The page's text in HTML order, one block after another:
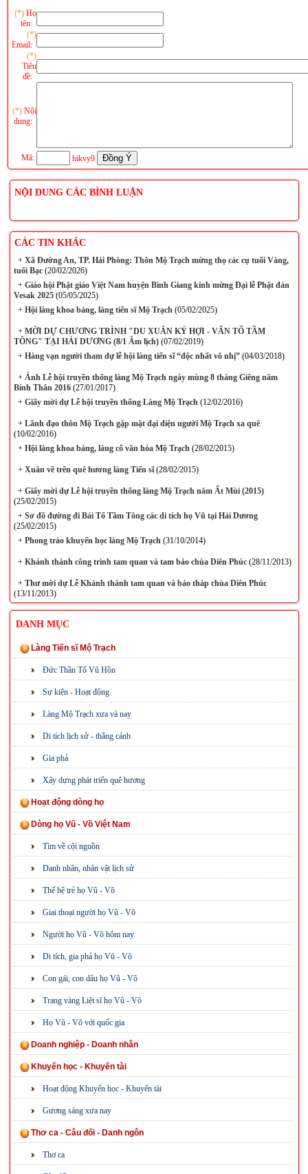
(*) Họ
tên:
(*)
Email:
(*)
Tiêu
đề:
(*) Nội
dung:
Mã: hikvy9
NỘI DUNG CÁC BÌNH LUẬN
CÁC TIN KHÁC
+Xã Đường An, TP. Hải Phòng: Thôn Mộ Trạch mừng thọ các cụ tuổi Vàng,
tuổi Bạc(20/02/2026)
+Giáo hội Phật giáo Việt Nam huyện Bình Giang kính mừng Đại lễ Phật đản
Vesak 2025(05/05/2025)
+Hội làng khoa bảng, làng tiến sĩ Mộ Trạch(05/02/2025)
+MỜI DỰ CHƯƠNG TRÌNH "DU XUÂN KỶ HỢI - VẤN TỔ TẦM
TÔNG" TẠI HẢI DƯƠNG (8/1 Âm lịch)(07/02/2019)
+Hàng vạn người tham dự lễ hội làng tiến sĩ “độc nhất vô nhị”(04/03/2018)
+Ảnh Lễ hội truyền thống làng Mộ Trạch ngày mùng 8 tháng Giêng năm
Bính Thân 2016(27/01/2017)
+Giấy mời dự Lễ hội truyền thống Làng Mộ Trạch(12/02/2016)
+Lãnh đạo thôn Mộ Trạch gặp mặt đại diện người Mộ Trạch xa quê
(10/02/2016)
+Hội làng khoa bảng, làng cổ văn hóa Mộ Trạch(28/02/2015)
+Xuân về trên quê hương làng Tiến sĩ(28/02/2015)
+Giấy mời dự Lễ hội truyền thống làng Mộ Trạch năm Ất Mùi (2015)
(25/02/2015)
+Sơ đồ đường đi Bái Tổ Tầm Tông các di tích họ Vũ tại Hải Dương
(25/02/2015)
+Phong trào khuyến học làng Mộ Trạch(31/10/2014)
+Khánh thành công trình tam quan và tam bảo chùa Diên Phúc(28/11/2013)
+Thư mời dự Lễ Khánh thành tam quan và bảo tháp chùa Diên Phúc
(13/11/2013)
DANH MỤC
Làng Tiến sĩ Mộ Trạch
Đức Thần Tổ Vũ Hồn
Sự kiện - Hoạt động
Làng Mộ Trạch xưa và nay
Di tích lịch sử - thắng cảnh
Gia phả
Xây dựng phát triển quê hương
Hoạt động dòng họ
Dòng họ Vũ - Võ Việt Nam
Tìm về cội nguồn
Danh nhân, nhân vật lịch sử
Thế hệ trẻ họ Vũ - Võ
Giai thoại người họ Vũ - Võ
Người họ Vũ - Võ hôm nay
Di tích, gia phả họ Vũ - Võ
Con gái, con dâu họ Vũ - Võ
Trang vàng Liệt sĩ họ Vũ - Võ
Họ Vũ - Võ với quốc gia
Doanh nghiệp - Doanh nhân
Khuyến học - Khuyến tài
Hoạt động Khuyến học - Khuyến tài
Gương sáng xưa nay
Thơ ca - Câu đối - Danh ngôn
Thơ ca